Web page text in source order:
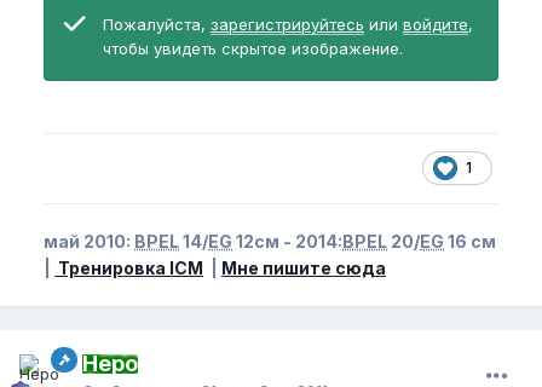
Пожалуйста, зарегистрируйтесь или войдите,
чтобы увидеть скрытое изображение.
1
май 2010: BPEL14/EG 12см - 2014:BPEL 20/EG 16 см
Тренировка ICM Мне пишите сюда
Неро